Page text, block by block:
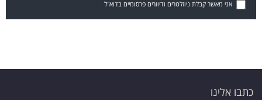
אני מאשר קבלת ניוזלטרים ודיוורים פרסומיים בדוא"ל
כתבו אלינו